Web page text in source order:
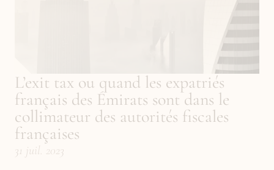
L’exit tax ou quand les expatriés
français des Émirats sont dans le
collimateur des autorités fiscales
françaises
31 juil. 2023